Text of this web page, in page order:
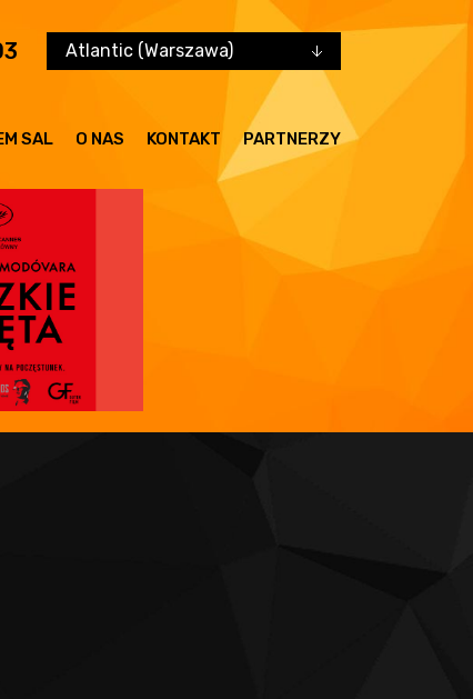
Atlantic (Warszawa)
SAL O NAS KONTAKT PARTNERZY